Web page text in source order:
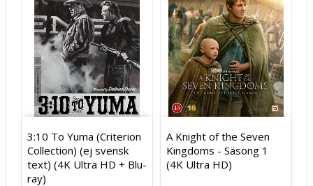
3:10 To Yuma (Criterion
Collection) (ej svensk
text) (4K Ultra HD + Blu-
ray)
A Knight of the Seven
Kingdoms - Säsong 1
(4K Ultra HD)